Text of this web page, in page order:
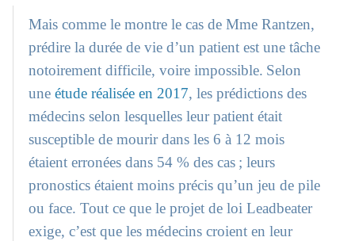
Mais comme le montre le cas de Mme Rantzen,
prédire la durée de vie d’un patient est une tâche
notoirement difficile, voire impossible. Selon
uneétude réalisée en 2017, les prédictions des
médecins selon lesquelles leur patient était
susceptible de mourir dans les 6 à 12 mois
étaient erronées dans 54 % des cas ; leurs
pronostics étaient moins précis qu’un jeu de pile
ou face. Tout ce que le projet de loi Leadbeater
exige, c’est que les médecins croient en leur